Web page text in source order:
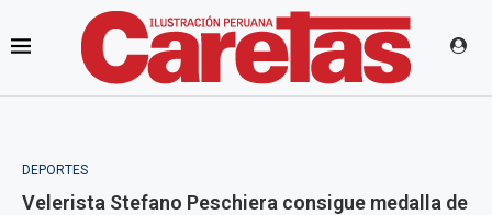
DEPORTES
Velerista Stefano Peschiera consigue medalla de